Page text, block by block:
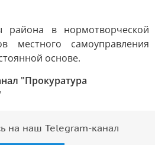
района в нормотворческой
местного самоуправления
основе.
"Прокуратура
на наш Telegram-канал